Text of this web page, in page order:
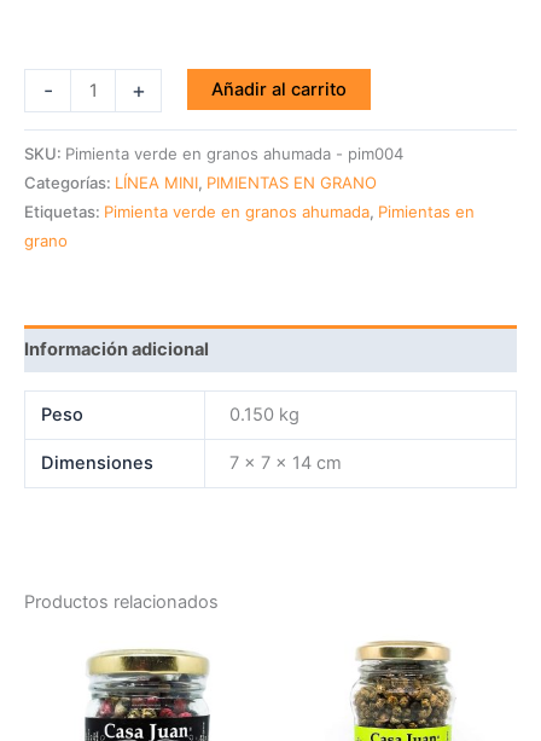
- + Añadir al carrito
SKU: Pimienta verde en granos ahumada - pim004
Categorías: LÍNEA MINI, PIMIENTAS EN GRANO
Etiquetas: Pimienta verde en granos ahumada, Pimientas en
grano
Información adicional
Peso 0.150 kg
Dimensiones 7 × 7 × 14 cm
Productos relacionados